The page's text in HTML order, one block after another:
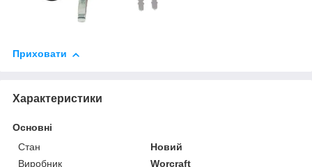
Приховати
Характеристики
Основні
Стан
Новий
Виробник
Worcraft